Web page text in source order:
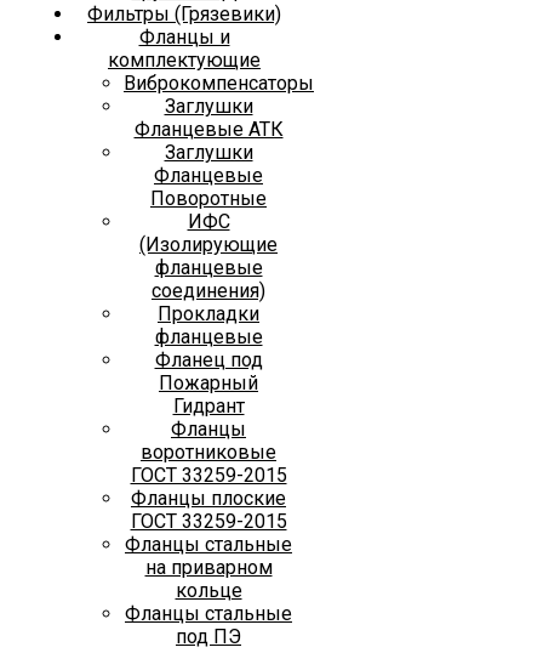
Фильтры (Грязевики)
Фланцы и
комплектующие
Виброкомпенсаторы
Заглушки
Фланцевые АТК
Заглушки
Фланцевые
Поворотные
ИФС
(Изолирующие
фланцевые
соединения)
Прокладки
фланцевые
Фланец под
Пожарный
Гидрант
Фланцы
воротниковые
ГОСТ 33259-2015
Фланцы плоские
ГОСТ 33259-2015
Фланцы стальные
на приварном
кольце
Фланцы стальные
под ПЭ